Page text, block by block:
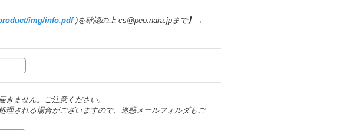
img/info.pdf)を確認の上 cs@peo.nara.jpまで】→
ません。ご注意ください。
理される場合がございますので、迷惑メールフォルダもご